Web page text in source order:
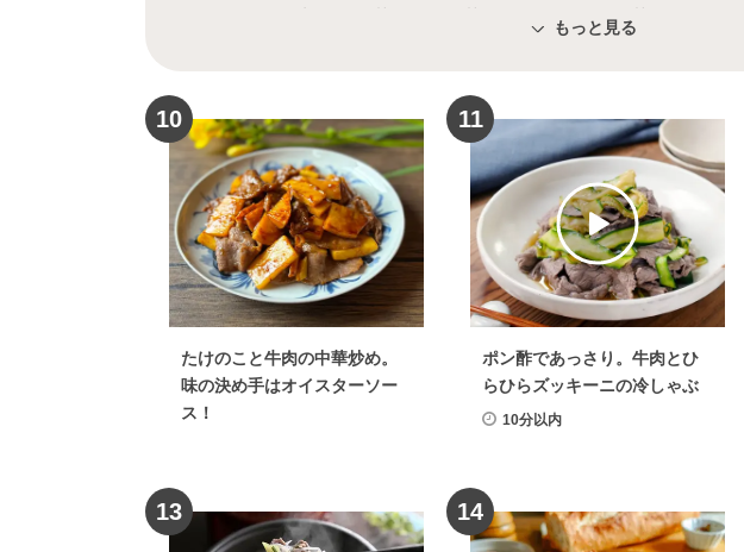
野菜
牛肉×豆腐
牛肉×卵 野菜×マリネ 野菜×鶏もも肉
牛肉×ハンバーグ 野菜× 野菜× 天ぷら
野菜×ポタージュ 野菜 素揚げ 野菜×パン
野菜× かき揚げ 野菜×コロッケ 野菜
野菜×しゃぶしゃぶ 野菜×サンドイッチ
野菜×クッキー 野菜×ふりかけ 野菜×
スープ・汁物・シチュー
牛肉 ×レトルト・インスタント食品・缶詰 牛肉×
もっと見る
10
たけのこと牛肉の中華炒め。
味の決め手はオイスターソー
ス！
11
ポン酢であっさり。牛肉とひ
らひらズッキーニの冷しゃぶ
10分以内
13 14